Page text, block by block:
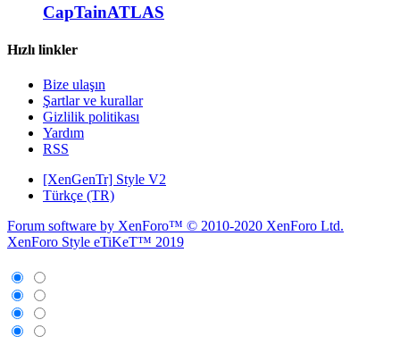
CapTainATLAS
Hızlı linkler
Bize ulaşın
Şartlar ve kurallar
Gizlilik politikası
Yardım
RSS
[XenGenTr] Style V2
Türkçe (TR)
Forum software by XenForo™ © 2010-2020 XenForo Ltd.
XenForo Style eTiKeT™ 2019